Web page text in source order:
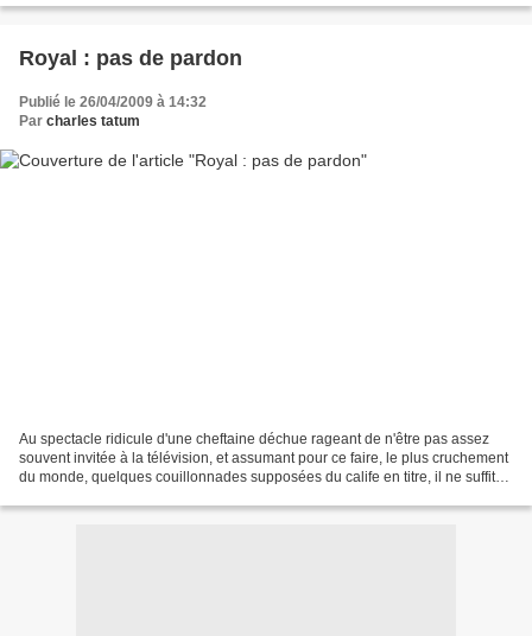
Royal : pas de pardon
Publié le 26/04/2009 à 14:32
Par charles tatum
Au spectacle ridicule d'une cheftaine déchue rageant de n'être pas assez
souvent invitée à la télévision, et assumant pour ce faire, le plus cruchement
du monde, quelques couillonnades supposées du calife en titre, il ne suffit